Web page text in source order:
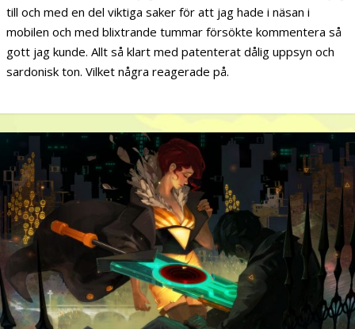
till och med en del viktiga saker för att jag hade i näsan i
mobilen och med blixtrande tummar försökte kommentera så
gott jag kunde. Allt så klart med patenterat dålig uppsyn och
sardonisk ton. Vilket några reagerade på.